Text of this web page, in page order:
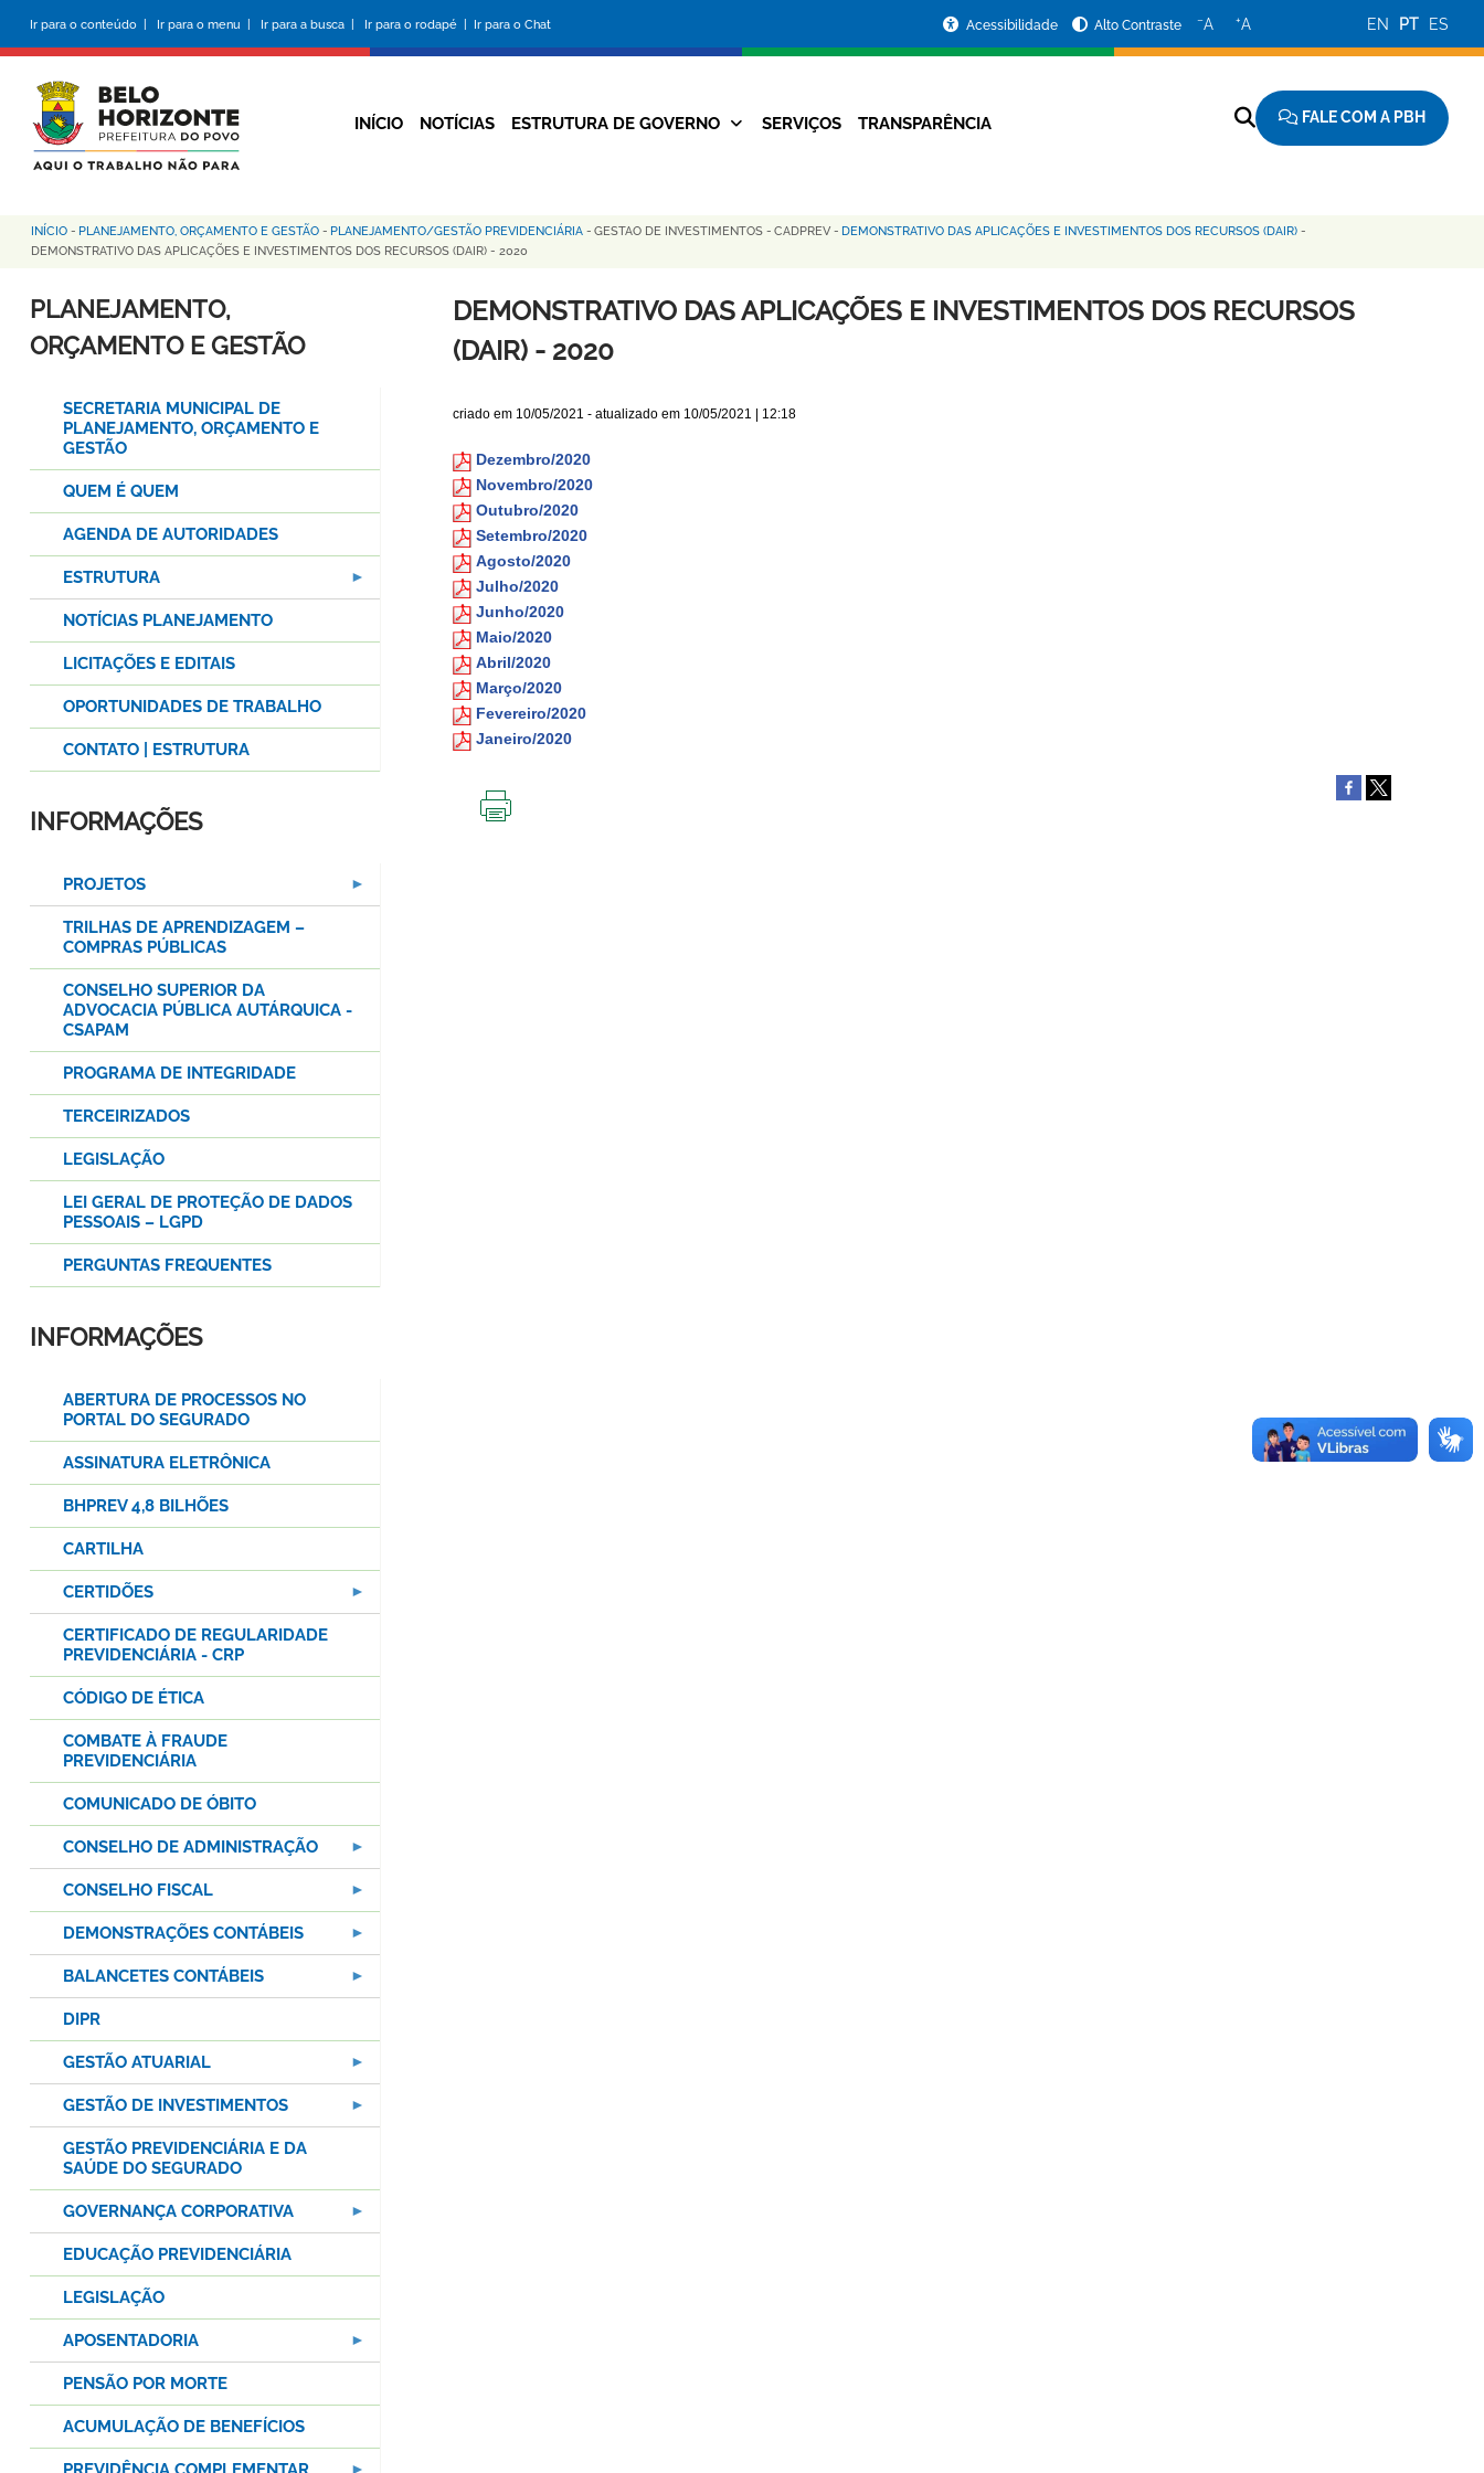
conteúdo
principal
Ir para o conteúdo | Ir para o menu | Ir para a busca | Ir para o rodapé | Ir para o Chat
da
Prefeitura
Acessibilidade Alto Contraste −A +A EN PT ES
Navegação
INÍCIO NOTÍCIAS ESTRUTURA DE GOVERNO SERVIÇOS TRANSPARÊNCIA FALE COM A PBH
Trilha
navegação
INÍCIO - PLANEJAMENTO, ORÇAMENTO E GESTÃO - PLANEJAMENTO/GESTÃO PREVIDENCIÁRIA - GESTAO DE INVESTIMENTOS - CADPREV- DEMONSTRATIVO DAS APLICAÇÕES E INVESTIMENTOS DOS RECURSOS (DAIR) -
DEMONSTRATIVO DAS APLICAÇÕES E INVESTIMENTOS DOS RECURSOS (DAIR) - 2020
DEMONSTRATIVO DAS APLICAÇÕES E INVESTIMENTOS DOS RECURSOS
(DAIR) - 2020
criado em 10/05/2021 - atualizado em 10/05/2021 | 12:18
Dezembro/2020
Novembro/2020
Outubro/2020
Setembro/2020
Agosto/2020
Julho/2020
Junho/2020
Maio/2020
Abril/2020
Março/2020
Fevereiro/2020
Janeiro/2020
PLANEJAMENTO,
ORÇAMENTO E GESTÃO
SECRETARIA MUNICIPAL DE
PLANEJAMENTO, ORÇAMENTO E
GESTÃO
QUEM É QUEM
AGENDA DE AUTORIDADES
ESTRUTURA
NOTÍCIAS PLANEJAMENTO
LICITAÇÕES E EDITAIS
OPORTUNIDADES DE TRABALHO
CONTATO | ESTRUTURA
INFORMAÇÕES
PROJETOS
TRILHAS DE APRENDIZAGEM –
COMPRAS PÚBLICAS
CONSELHO SUPERIOR DA
ADVOCACIA PÚBLICA AUTÁRQUICA -
CSAPAM
PROGRAMA DE INTEGRIDADE
TERCEIRIZADOS
LEGISLAÇÃO
LEI GERAL DE PROTEÇÃO DE DADOS
PESSOAIS – LGPD
PERGUNTAS FREQUENTES
INFORMAÇÕES
ABERTURA DE PROCESSOS NO
PORTAL DO SEGURADO
ASSINATURA ELETRÔNICA
BHPREV 4,8 BILHÕES
CARTILHA
CERTIDÕES
CERTIFICADO DE REGULARIDADE
PREVIDENCIÁRIA - CRP
CÓDIGO DE ÉTICA
COMBATE À FRAUDE
PREVIDENCIÁRIA
COMUNICADO DE ÓBITO
CONSELHO DE ADMINISTRAÇÃO
CONSELHO FISCAL
DEMONSTRAÇÕES CONTÁBEIS
BALANCETES CONTÁBEIS
DIPR
GESTÃO ATUARIAL
GESTÃO DE INVESTIMENTOS
GESTÃO PREVIDENCIÁRIA E DA
SAÚDE DO SEGURADO
GOVERNANÇA CORPORATIVA
EDUCAÇÃO PREVIDENCIÁRIA
LEGISLAÇÃO
APOSENTADORIA
PENSÃO POR MORTE
ACUMULAÇÃO DE BENEFÍCIOS